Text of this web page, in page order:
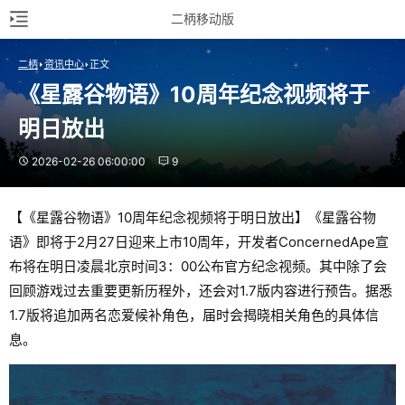
二柄移动版
二柄 资讯中心 正文
《星露谷物语》10周年纪念视频将于
明日放出
2026-02-26 06:00:00 9
【《星露谷物语》10周年纪念视频将于明日放出】《星露谷物
语》即将于2月27日迎来上市10周年，开发者ConcernedApe宣
布将在明日凌晨北京时间3：00公布官方纪念视频。其中除了会
回顾游戏过去重要更新历程外，还会对1.7版内容进行预告。据悉
1.7版将追加两名恋爱候补角色，届时会揭晓相关角色的具体信
息。